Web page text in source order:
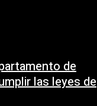
de
las leyes de